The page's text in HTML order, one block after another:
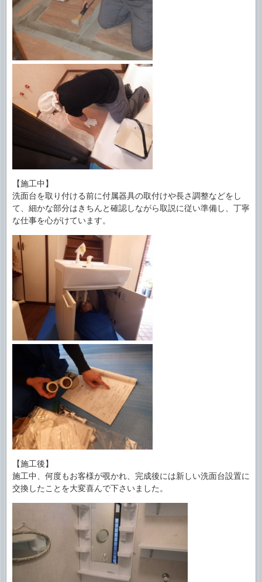
【施工中】
洗面台を取り付ける前に付属器具の取付けや長さ調整などをし
て、細かな部分はきちんと確認しながら取説に従い準備し、丁寧
な仕事を心がけています。
【施工後】
施工中、何度もお客様が覗かれ、完成後には新しい洗面台設置に
交換したことを大変喜んで下さいました。